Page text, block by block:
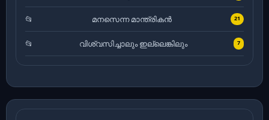
മനസെന്ന മാന്ത്രികൻ 21
വിശ്വസിച്ചാലും ഇല്ലെങ്കിലും 7